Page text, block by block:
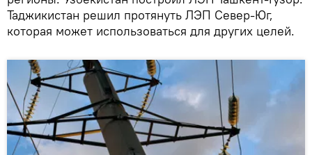
Таджикистан решил протянуть ЛЭП Север-Юг,
которая может использоваться для других целей.